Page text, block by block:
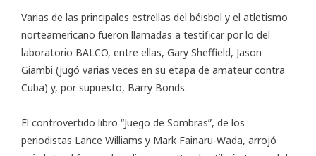
Varias de las principales estrellas del béisbol y el atletismo
norteamericano fueron llamadas a testificar por lo del
laboratorio BALCO, entre ellas, Gary Sheffield, Jason
Giambi (jugó varias veces en su etapa de amateur contra
Cuba) y, por supuesto, Barry Bonds.
El controvertido libro “Juego de Sombras”, de los
periodistas Lance Williams y Mark Fainaru-Wada, arrojó